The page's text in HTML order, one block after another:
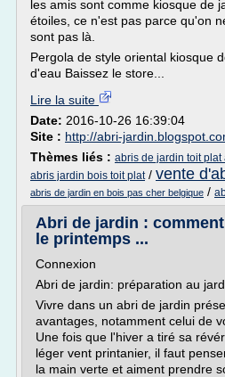
les amis sont comme kiosque de
étoiles, ce n'est pas parce qu'on
sont pas là.
Pergola de style oriental kiosque
d'eau Baissez le store...
Lire la suite
Date: 2016-10-26 16:39:04
Site : http://abri-
Thèmes liés : abris de jardin toit plat
abris jardin bois toit plat/ vente
abris de jardin en bois pas cher belgique /
Abri de jardin :
le printemps ...
Connexion
Abri de jardin: préparation au
Vivre dans un abri de jardin
avantages, notamment celui de
Une fois que l'hiver a tiré sa
léger vent printanier, il faut
la main verte et aiment prendre